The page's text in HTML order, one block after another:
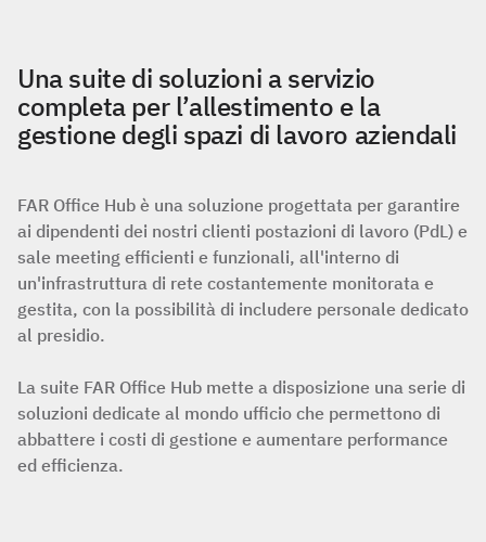
Una suite di soluzioni a servizio
completa per l’allestimento e la
gestione degli spazi di lavoro aziendali
FAR Office Hub è una soluzione progettata per garantire
ai dipendenti dei nostri clienti postazioni di lavoro (PdL) e
sale meeting efficienti e funzionali, all'interno di
un'infrastruttura di rete costantemente monitorata e
gestita, con la possibilità di includere personale dedicato
al presidio.
La suite FAR Office Hub mette a disposizione una serie di
soluzioni dedicate al mondo ufficio che permettono di
abbattere i costi di gestione e aumentare performance
ed efficienza.